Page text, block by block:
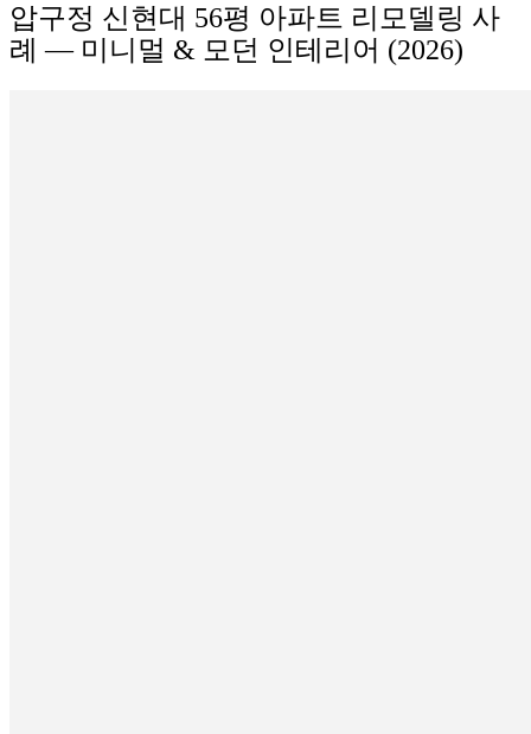
압구정 신현대 56평 아파트 리모델링 사
례 — 미니멀 & 모던 인테리어 (2026)